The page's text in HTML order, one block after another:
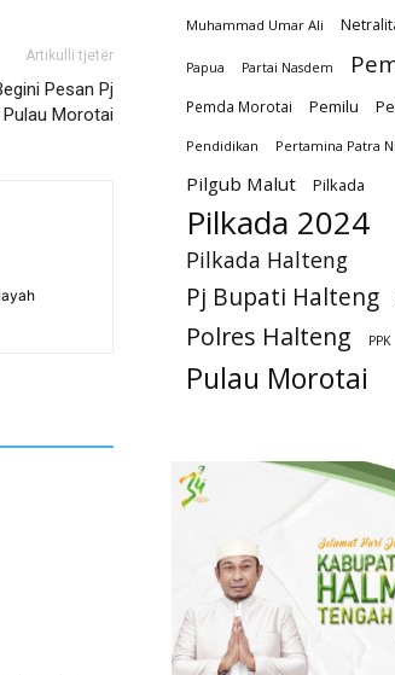
Artikulli tjetër
Pesan Pj
Morotai
Muhammad Umar Ali
Papua Partai Nasdem
Pemda Morotai Pemilu
Pendidikan Pertamina Patra
Pilgub Malut Pilkada
Pilkada 2024
Pilkada Halteng
Pj Bupati Halteng
Polres Halteng PPK
Pulau Morotai